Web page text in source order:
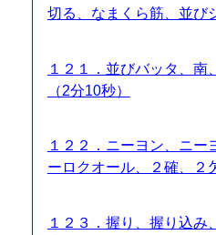
切る、なまくら筋、並
１２１．並びバッタ、南
（2分10秒）
１２２．ニーヨン、ニー
ーロクオール、２確、
１２３．握り、握り込み